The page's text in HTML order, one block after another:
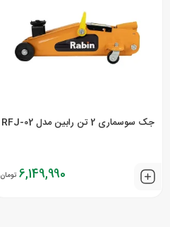
جک سوسماری 2 تن رابین مدل RFJ-02
6,149,990 تومان